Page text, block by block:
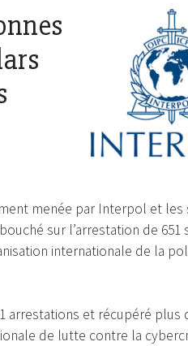
menée par Interpol et les
sur l’arrestation de 651
internationale de la
arrestations et récupéré plus
de lutte contre la